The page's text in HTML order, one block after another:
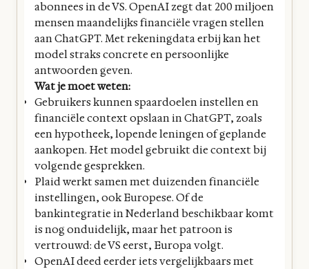
abonnees in de VS. OpenAI zegt dat 200 miljoen
mensen maandelijks financiële vragen stellen
aan ChatGPT. Met rekeningdata erbij kan het
model straks concrete en persoonlijke
antwoorden geven.
Wat je moet weten:
Gebruikers kunnen spaardoelen instellen en
financiële context opslaan in ChatGPT, zoals
een hypotheek, lopende leningen of geplande
aankopen. Het model gebruikt die context bij
volgende gesprekken.
Plaid werkt samen met duizenden financiële
instellingen, ook Europese. Of de
bankintegratie in Nederland beschikbaar komt
is nog onduidelijk, maar het patroon is
vertrouwd: de VS eerst, Europa volgt.
OpenAI deed eerder iets vergelijkbaars met